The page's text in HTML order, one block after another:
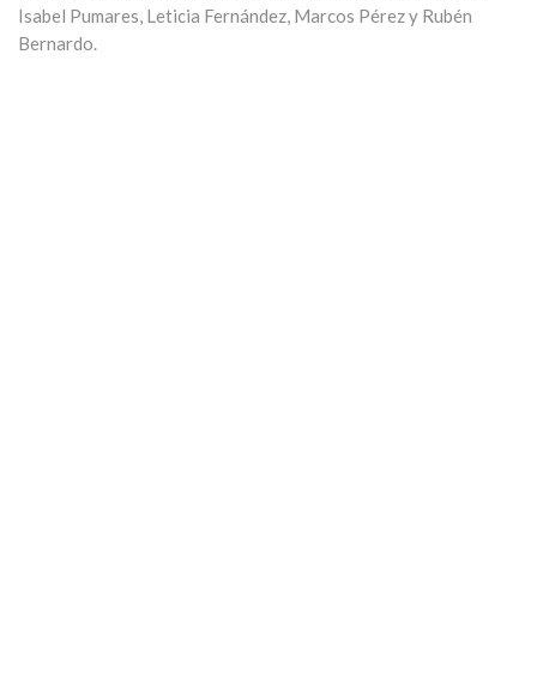
Isabel Pumares, Leticia Fernández, Marcos Pérez y Rubén
Bernardo.